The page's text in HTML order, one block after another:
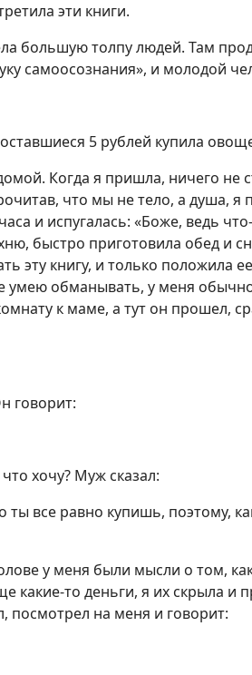
эти книги.
большую толпу людей. Там
самоосознания», и молодой
5 рублей купила
Когда я пришла, ничего не
что мы не тело, а душа, я
и испугалась: «Боже, ведь
быстро приготовила обед и
эту книгу, и только положила
умею обманывать, у меня
к маме, а тут он прошел,
говорит:
хочу? Муж сказал:
все равно купишь, поэтому,
у меня были мысли о том,
какие-то деньги, я их скрыла и
на меня и говорит: